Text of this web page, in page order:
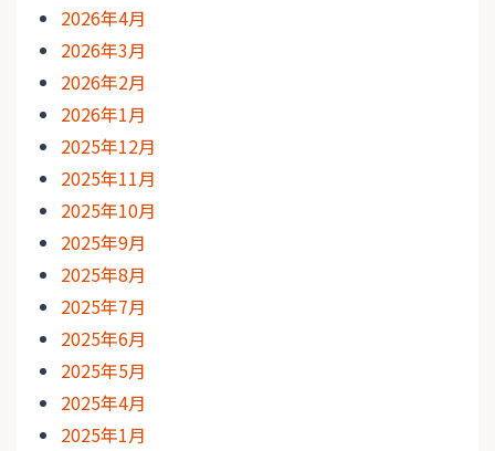
2026年4月
2026年3月
2026年2月
2026年1月
2025年12月
2025年11月
2025年10月
2025年9月
2025年8月
2025年7月
2025年6月
2025年5月
2025年4月
2025年1月